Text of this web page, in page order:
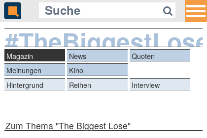
#TheBiggestLose
Magazin News
Quoten
Meinungen
Kino
Hintergrund
Reihen Interview
Zum Thema "The Biggest Lose"